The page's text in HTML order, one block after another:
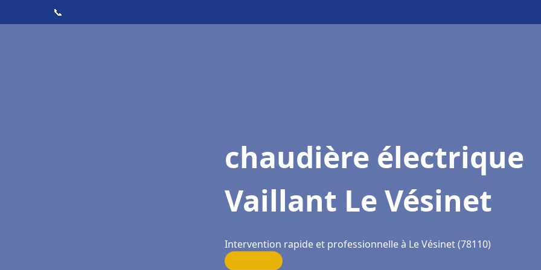
📞
chaudière électrique
Vaillant Le Vésinet
Intervention rapide et professionnelle à Le Vésinet (78110)